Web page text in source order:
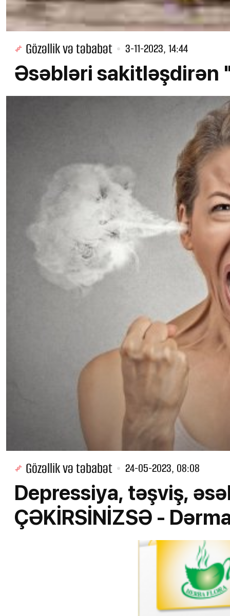
Gözəllik və təbabət 3-11-2023, 14:44
Əsəbləri sakitləşdirən
Gözəllik və təbabət 24-05-2023, 08:08
Depressiya, təşviş,
ÇƏKİRSİNİZSƏ -